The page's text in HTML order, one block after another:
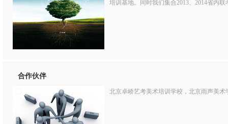
培训基地。同时我们集合2013、2014省内
合作伙伴
北京卓峤艺考美术培训学校，北京雨声美